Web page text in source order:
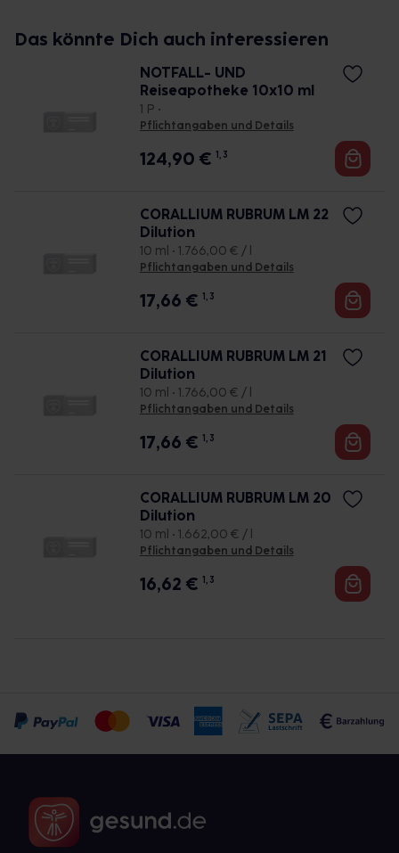
Das könnte Dich auch interessieren
NOTFALL- UND
Reiseapotheke 10x10 ml
1 P •
Pflichtangaben und Details
124,90 € 1, 3
CORALLIUM RUBRUM LM 22
Dilution
10 ml • 1.766,00 € / l
Pflichtangaben und Details
17,66 € 1, 3
CORALLIUM RUBRUM LM 21
Dilution
10 ml • 1.766,00 € / l
Pflichtangaben und Details
17,66 € 1, 3
CORALLIUM RUBRUM LM 20
Dilution
10 ml • 1.662,00 € / l
Pflichtangaben und Details
16,62 € 1, 3